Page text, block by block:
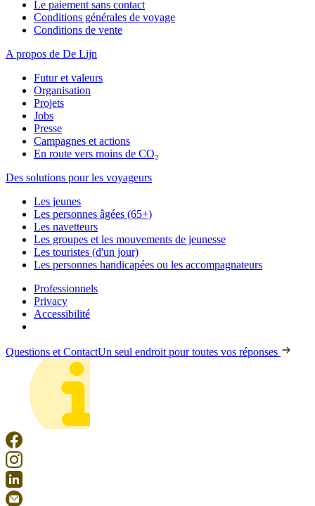
Le paiement sans contact
Conditions générales de voyage
Conditions de vente
A propos de De Lijn
Futur et valeurs
Organisation
Projets
Jobs
Presse
Campagnes et actions
En route vers moins de CO₂
Des solutions pour les voyageurs
Les jeunes
Les personnes âgées (65+)
Les navetteurs
Les groupes et les mouvements de jeunesse
Les touristes (d'un jour)
Les personnes handicapées ou les accompagnateurs
Professionnels
Privacy
Accessibilité
Questions et ContactUn seul endroit pour toutes vos réponses